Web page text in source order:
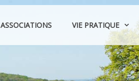
ASSOCIATIONS VIE PRATIQUE